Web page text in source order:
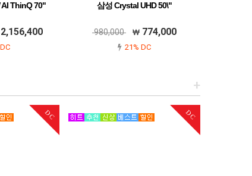
AI ThinQ 70"
2,156,400
삼성 Crystal UHD 50\"
980,000 774,000
21% DC
+
DC DC